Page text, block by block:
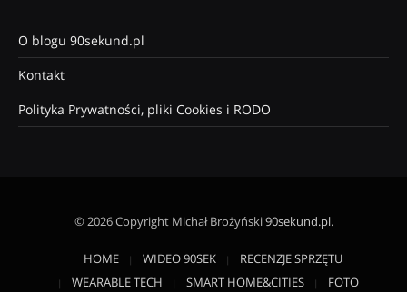
O blogu 90sekund.pl
Kontakt
Polityka Prywatności, pliki Cookies i RODO
© 2026 Copyright Michał Brożyński90sekund.pl.
HOME WIDEO 90SEK
RECENZJE SPRZĘTU
WEARABLE TECH
SMART HOME&CITIES FOTO